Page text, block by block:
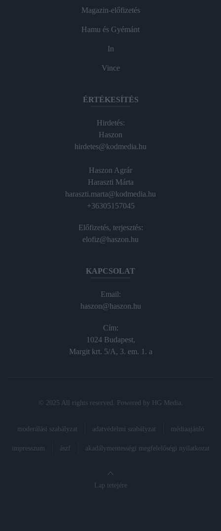
Magazin-előfizetés
Hamu és Gyémánt
In
Vince
ÉRTÉKESÍTÉS
Hirdetés:
Haszon
hirdetes@kodmedia.hu
Haszon Agrár
Haraszti Márta
haraszti.marta@kodmedia.hu
+36305157045
Előfizetés, terjesztés:
elofiz@haszon.hu
KAPCSOLAT
Email:
haszon@haszon.hu
Cím:
1024 Budapest,
Margit krt. 5/A, 3. em. 1. a
© 2025 All rights reserved. Powered by HG Media
moderálási szabályzat adatvédelmi szabályzat médiaajánló
impresszum ászf akadálymentességi megfelelőségi nyilatkozat
Lap tetejére